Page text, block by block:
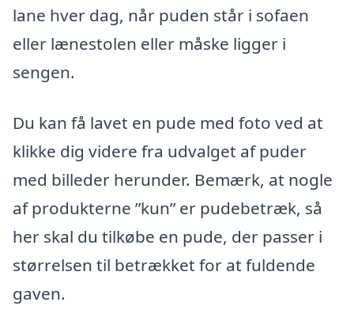
lane hver dag, når puden står i sofaen
eller lænestolen eller måske ligger i
sengen.
Du kan få lavet en pude med foto ved at
klikke dig videre fra udvalget af puder
med billeder herunder. Bemærk, at nogle
af produkterne ”kun” er pudebetræk, så
her skal du tilkøbe en pude, der passer i
størrelsen til betrækket for at fuldende
gaven.